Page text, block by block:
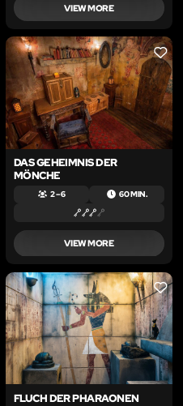
VIEW MORE
LIKE
DAS GEHEIMNIS DER
MÖNCHE
2 – 6 60 MIN.
VIEW MORE
LIKE
FLUCH DER PHARAONEN